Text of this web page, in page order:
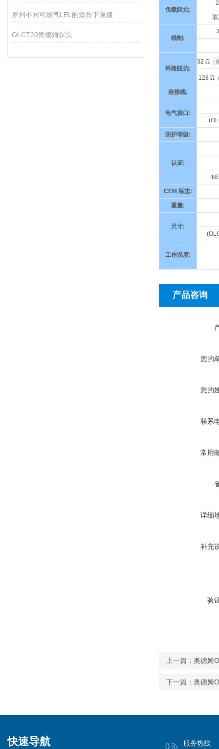
罗列不同可燃气LEL的爆炸下限值
OLCT20奥德姆探头
负载阻抗:
线制 :
3
环路阻抗:
32 Ω
128 Ω
连接线:
电气接口 :
防护等级:
认证:
CEM 标志:
重量:
尺寸:
工作温度:
产品咨询
您的
您的
联系
常用
详细
补充
验
上一篇： 奥德姆
下一篇： 奥德姆
快速导航 服务热线